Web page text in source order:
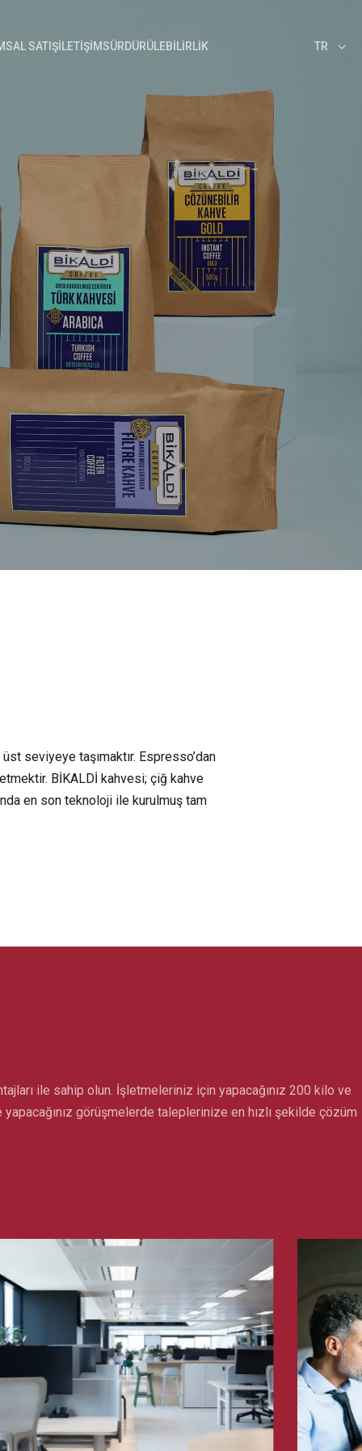
SATIŞİLETIŞIMSÜRDÜRÜLEBILIRLIK TR
seviyeye taşımaktır. Espresso’dan
BİKALDİ kahvesi; çiğ kahve
en son teknoloji ile kurulmuş tam
ile sahip olun. İşletmeleriniz için yapacağınız 200 kilo ve
görüşmelerde taleplerinize en hızlı şekilde çözüm